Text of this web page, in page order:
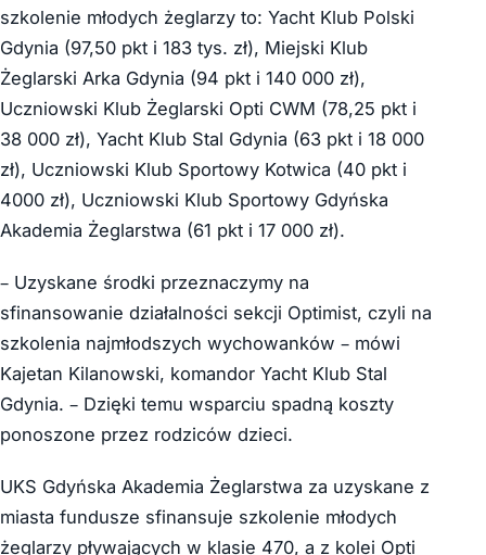
szkolenie młodych żeglarzy to: Yacht Klub Polski
Gdynia (97,50 pkt i 183 tys. zł), Miejski Klub
Żeglarski Arka Gdynia (94 pkt i 140 000 zł),
Uczniowski Klub Żeglarski Opti CWM (78,25 pkt i
38 000 zł), Yacht Klub Stal Gdynia (63 pkt i 18 000
zł), Uczniowski Klub Sportowy Kotwica (40 pkt i
4000 zł), Uczniowski Klub Sportowy Gdyńska
Akademia Żeglarstwa (61 pkt i 17 000 zł).
– Uzyskane środki przeznaczymy na
sfinansowanie działalności sekcji Optimist, czyli na
szkolenia najmłodszych wychowanków – mówi
Kajetan Kilanowski, komandor Yacht Klub Stal
Gdynia. – Dzięki temu wsparciu spadną koszty
ponoszone przez rodziców dzieci.
UKS Gdyńska Akademia Żeglarstwa za uzyskane z
miasta fundusze sfinansuje szkolenie młodych
żeglarzy pływających w klasie 470, a z kolei Opti